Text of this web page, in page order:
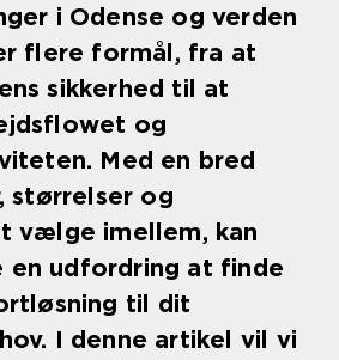
i Odense og verden
flere formål, fra at
sikkerhed til at
og
Med en bred
størrelser og
vælge imellem, kan
udfordring at finde
til dit
I denne artikel vil vi